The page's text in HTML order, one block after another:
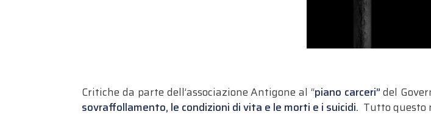
Critiche da parte dell’associazione Antigone al “piano carceri”del
sovraffollamento, le condizioni di vita e le morti e i suicidi. Tutto questo